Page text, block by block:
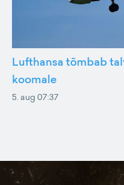
Lufthansa tõmbab
koomale
5. aug 07:37